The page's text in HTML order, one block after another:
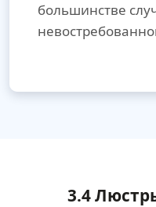
большинстве
3.4